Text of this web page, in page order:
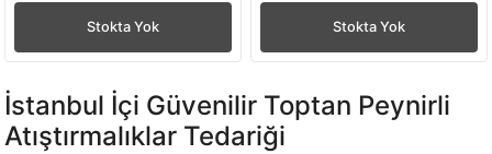
Stokta Yok Stokta Yok
İstanbul İçi Güvenilir Toptan Peynirli
Atıştırmalıklar Tedariği